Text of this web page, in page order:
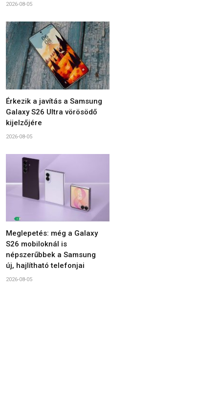
2026-08-05
Érkezik a javítás a Samsung
Galaxy S26 Ultra vörösödő
kijelzőjére
2026-08-05
Meglepetés: még a Galaxy
S26 mobiloknál is
népszerűbbek a Samsung
új, hajlítható telefonjai
2026-08-05